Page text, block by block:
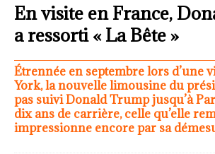
En visite en France,
a ressorti « La Bête »
Étrennée en septembre lors d’une
York, la nouvelle limousine du
pas suivi Donald Trump jusqu’à
dix ans de carrière, celle qu’elle
impressionne encore par sa